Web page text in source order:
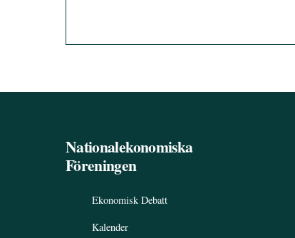
Nationalekonomiska
Föreningen
Ekonomisk Debatt
Kalender